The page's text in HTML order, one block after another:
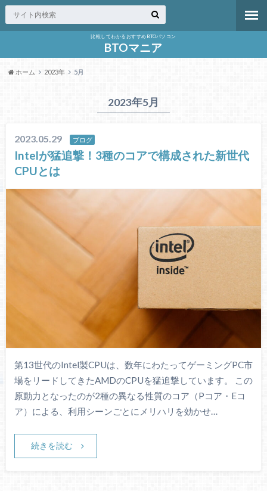
比較してわかるおすすめBTOパソコン
BTOマニア
ホーム 2023年 5月
2023年5月
2023.05.29 ブログ
Intelが猛追撃！3種のコアで構成された新世代
CPUとは
第13世代のIntel製CPUは、数年にわたってゲーミングPC市
場をリードしてきたAMDのCPUを猛追撃しています。 この
原動力となったのが2種の異なる性質のコア（Pコア・Eコ
ア）による、利用シーンごとにメリハリを効かせ…
続きを読む